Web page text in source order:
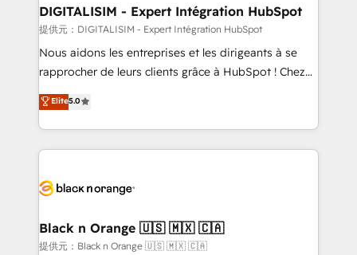
dedicated to HubSpot and with an experienced
team (50+), we work with reputable companies in
B2B sectors such as manufacturing, SaaS and
business services. We prepare a customized
impact of your digital transformation, including a
detailed financial rationale with a focus on ROI and
embark on a transformational journey that sets your
business up for long-term success. Unlock your
business. If not now, when?
DIGITALISIM - Expert Intégration HubSpot
提供元：DIGITALISIM - Expert Intégration HubSpot
Nous aidons les entreprises et les dirigeants à se
rapprocher de leurs clients grâce à HubSpot ! Chez
DIGITALISIM, nous avons l'intime conviction que la
réussite des entreprises passe par l’innovation web,
le marketing digital, et la relation client ! C'est
pourquoi, nos experts sont à la fois capables de
référencement, votre stratégie digitale et le pilotage
projet HubSpot avec DIGITALISIM : 🧽 Nettoyage,
migration et intégration des bases de données. 🚀
Elite5.0
Black n Orange 🇺🇸 🇲🇽 🇨🇦
提供元：Black n Orange 🇺🇸 🇲🇽 🇨🇦